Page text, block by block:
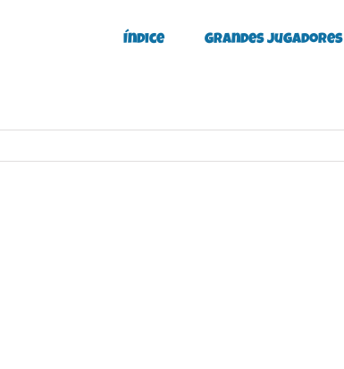
Índice Grandes Jugadores